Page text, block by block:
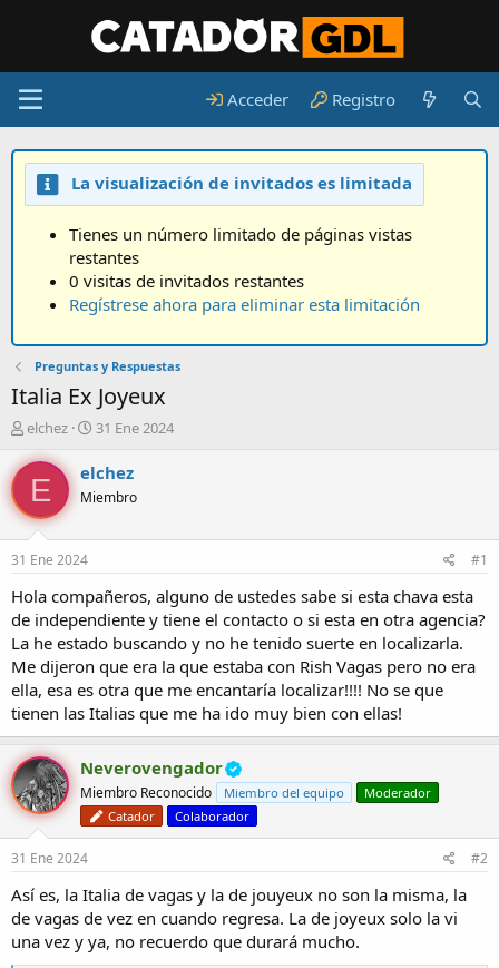
Acceder Registro
La visualización de invitados es limitada
Tienes un número limitado de páginas vistas
restantes
0 visitas de invitados restantes
Regístrese ahora para eliminar esta limitación
Preguntas y Respuestas
Italia Ex Joyeux
A
t
d
e
e
m
a
elchez
F
c
a
e
i
c
i
o
31 Ene 2024
E elchez
Miembro
31 Ene 2024 #1
Hola compañeros, alguno de ustedes sabe si esta chava esta
de independiente y tiene el contacto o si esta en otra agencia?
La he estado buscando y no he tenido suerte en localizarla.
Me dijeron que era la que estaba con Rish Vagas pero no era
ella, esa es otra que me encantaría localizar!!!! No se que
tienen las Italias que me ha ido muy bien con ellas!
Neverovengador
Miembro Reconocido Miembro del equipo
Moderador
Catador
Colaborador
31 Ene 2024 #2
Así es, la Italia de vagas y la de jouyeux no son la misma, la
de vagas de vez en cuando regresa. La de joyeux solo la vi
una vez y ya, no recuerdo que durará mucho.